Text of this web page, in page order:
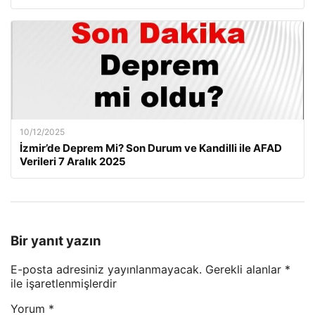
10/12/2025
İzmir’de Deprem Mi? Son Durum ve Kandilli ile AFAD
Verileri 7 Aralık 2025
Bir yanıt yazın
E-posta adresiniz yayınlanmayacak. Gerekli alanlar *
ile işaretlenmişlerdir
Yorum *